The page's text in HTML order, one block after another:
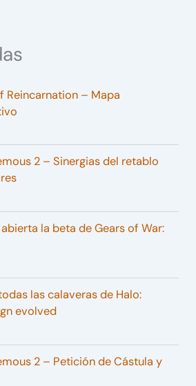
Reincarnation – Mapa
2 – Sinergias del retablo
la beta de Gears of War:
las calaveras de Halo:
evolved
2 – Petición de Cástula y